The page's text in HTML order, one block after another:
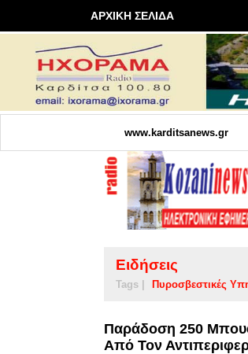
ΑΡΧΙΚΗ ΣΕΛΙΔΑ
www.karditsanews.gr
Ειδήσεις
Tags | Πυροσβεστικές
Παράδοση 250
Από Τον